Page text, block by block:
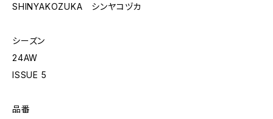
SHINYAKOZUKA シンヤコヅカ
シーズン
24AW
ISSUE 5
品番